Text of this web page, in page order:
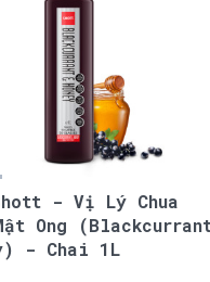
- Vị Lý Chua
Ong
- Chai 1L